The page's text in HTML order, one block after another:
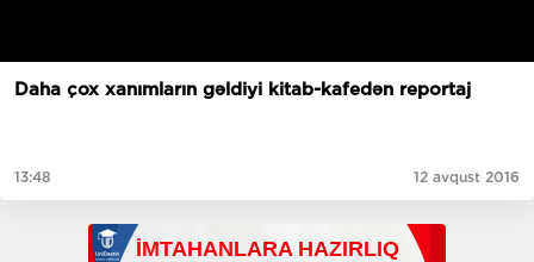
Daha çox xanımların gəldiyi kitab-kafedən reportaj
13:48 12 avqust 2016